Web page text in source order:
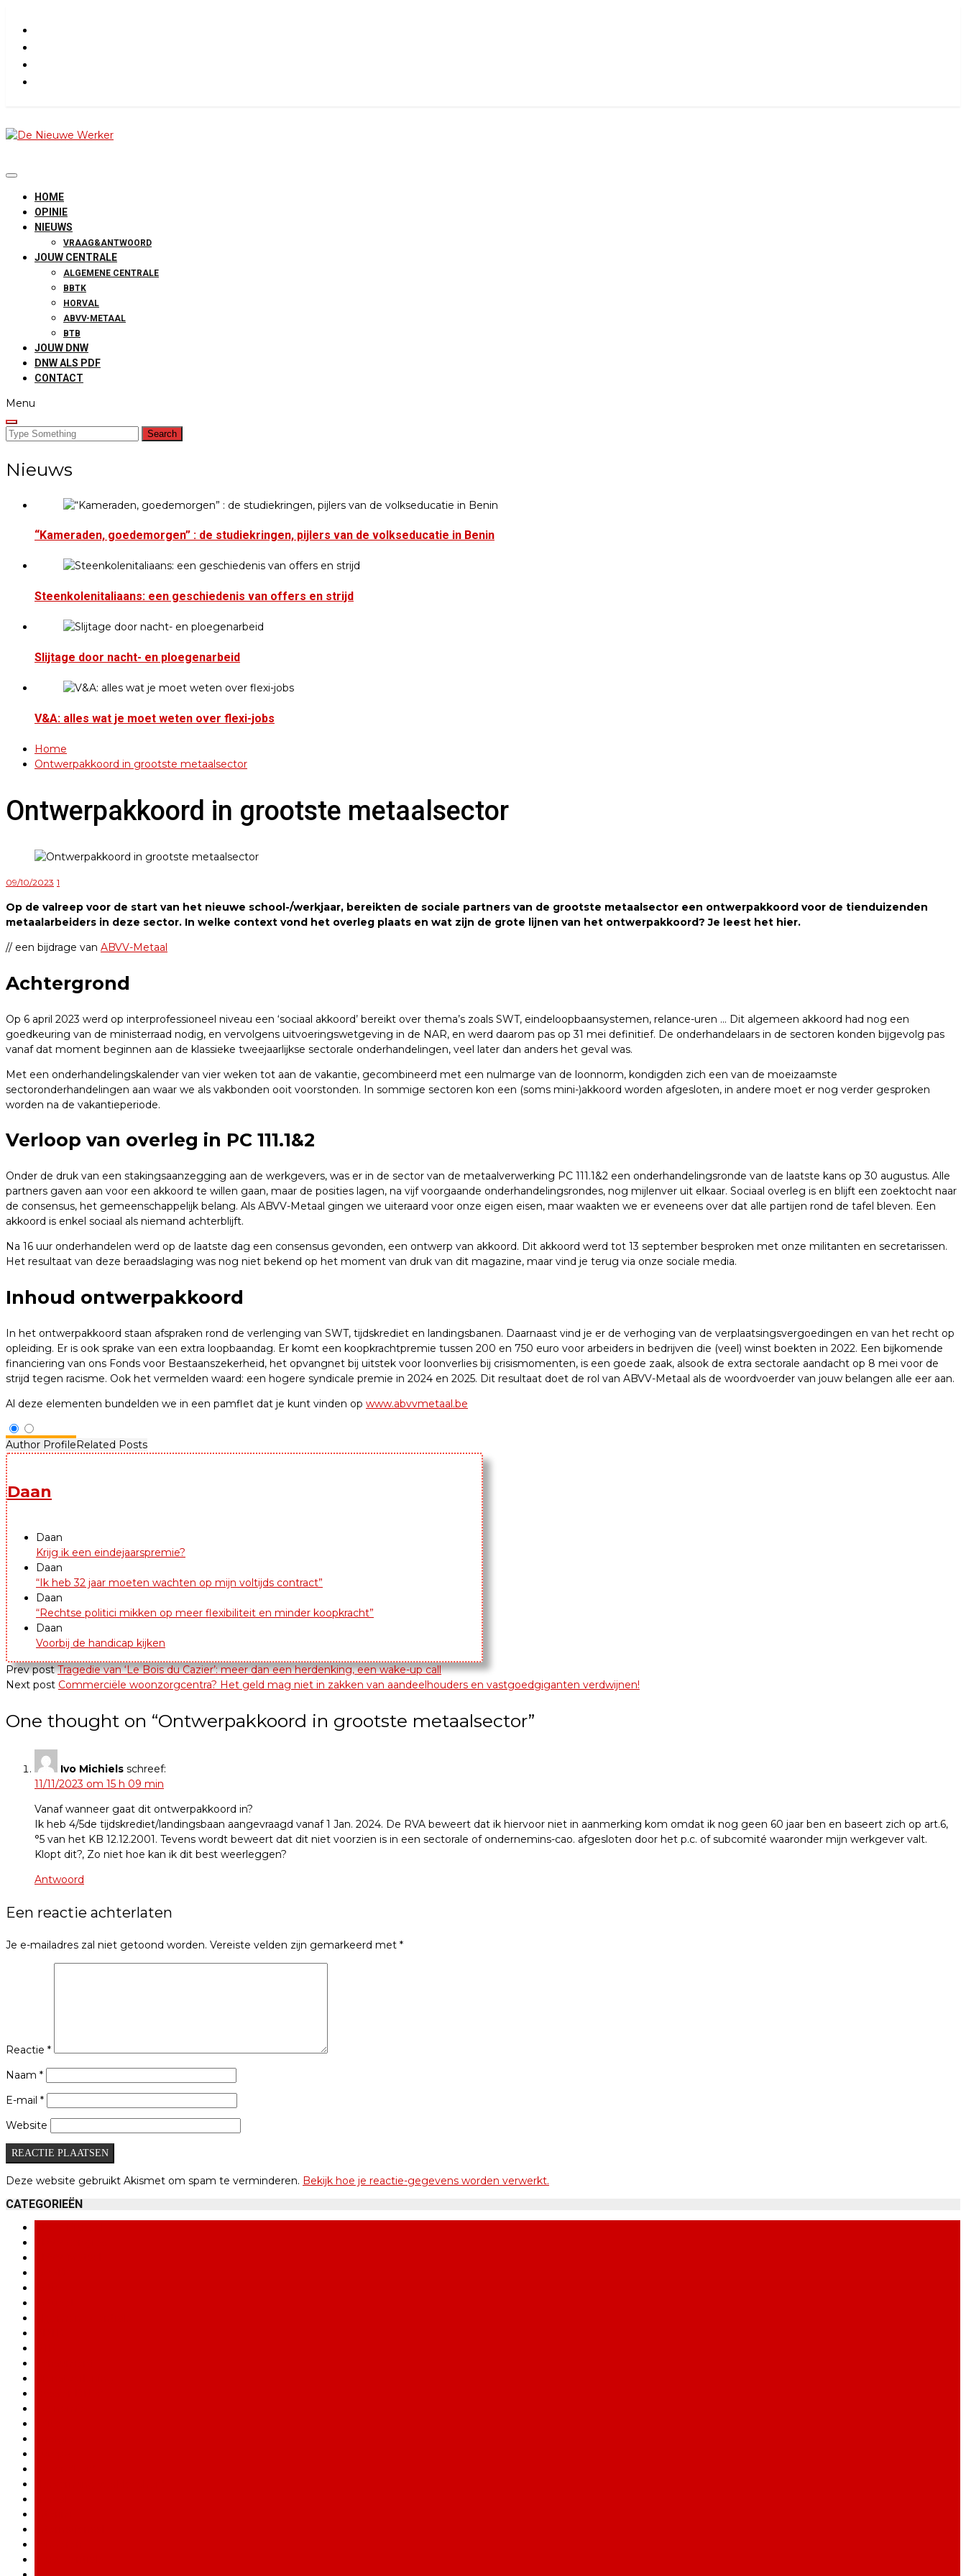
HOME
OPINIE
NIEUWS
VRAAG&ANTWOORD
JOUW CENTRALE
ALGEMENE CENTRALE
BBTK
HORVAL
ABVV-METAAL
BTB
JOUW DNW
DNW ALS PDF
CONTACT
Menu
Search
Nieuws
“Kameraden, goedemorgen” : de studiekringen, pijlers van de volkseducatie in Benin
Steenkolenitaliaans: een geschiedenis van offers en strijd
Slijtage door nacht- en ploegenarbeid
V&A: alles wat je moet weten over flexi-jobs
Home
Ontwerpakkoord in grootste metaalsector
Ontwerpakkoord in grootste metaalsector
09/10/2023 1
Op de valreep voor de start van het nieuwe school-/werkjaar, bereikten de sociale partners van de grootste metaalsector een ontwerpakkoord voor de tienduizenden
metaalarbeiders in deze sector. In welke context vond het overleg plaats en wat zijn de grote lijnen van het ontwerpakkoord? Je leest het hier.
// een bijdrage van ABVV-Metaal
Achtergrond
Op 6 april 2023 werd op interprofessioneel niveau een ‘sociaal akkoord’ bereikt over thema’s zoals SWT, eindeloopbaansystemen, relance-uren … Dit algemeen akkoord had nog een
goedkeuring van de ministerraad nodig, en vervolgens uitvoeringswetgeving in de NAR, en werd daarom pas op 31 mei definitief. De onderhandelaars in de sectoren konden bijgevolg pas
vanaf dat moment beginnen aan de klassieke tweejaarlijkse sectorale onderhandelingen, veel later dan anders het geval was.
Met een onderhandelingskalender van vier weken tot aan de vakantie, gecombineerd met een nulmarge van de loonnorm, kondigden zich een van de moeizaamste
sectoronderhandelingen aan waar we als vakbonden ooit voorstonden. In sommige sectoren kon een (soms mini-)akkoord worden afgesloten, in andere moet er nog verder gesproken
worden na de vakantieperiode.
Verloop van overleg in PC 111.1&2
Onder de druk van een stakingsaanzegging aan de werkgevers, was er in de sector van de metaalverwerking PC 111.1&2 een onderhandelingsronde van de laatste kans op 30 augustus. Alle
partners gaven aan voor een akkoord te willen gaan, maar de posities lagen, na vijf voorgaande onderhandelingsrondes, nog mijlenver uit elkaar. Sociaal overleg is en blijft een zoektocht naar
de consensus, het gemeenschappelijk belang. Als ABVV-Metaal gingen we uiteraard voor onze eigen eisen, maar waakten we er eveneens over dat alle partijen rond de tafel bleven. Een
akkoord is enkel sociaal als niemand achterblijft.
Na 16 uur onderhandelen werd op de laatste dag een consensus gevonden, een ontwerp van akkoord. Dit akkoord werd tot 13 september besproken met onze militanten en secretarissen.
Het resultaat van deze beraadslaging was nog niet bekend op het moment van druk van dit magazine, maar vind je terug via onze sociale media.
Inhoud ontwerpakkoord
In het ontwerpakkoord staan afspraken rond de verlenging van SWT, tijdskrediet en landingsbanen. Daarnaast vind je er de verhoging van de verplaatsingsvergoedingen en van het recht op
opleiding. Er is ook sprake van een extra loopbaandag. Er komt een koopkrachtpremie tussen 200 en 750 euro voor arbeiders in bedrijven die (veel) winst boekten in 2022. Een bijkomende
financiering van ons Fonds voor Bestaanszekerheid, het opvangnet bij uitstek voor loonverlies bij crisismomenten, is een goede zaak, alsook de extra sectorale aandacht op 8 mei voor de
strijd tegen racisme. Ook het vermelden waard: een hogere syndicale premie in 2024 en 2025. Dit resultaat doet de rol van ABVV-Metaal als de woordvoerder van jouw belangen alle eer aan.
Al deze elementen bundelden we in een pamflet dat je kunt vinden op www.abvvmetaal.be
Author ProfileRelated Posts
Daan
Daan
Krijg ik een eindejaarspremie?
Daan
“Ik heb 32 jaar moeten wachten op mijn voltijds contract”
Daan
“Rechtse politici mikken op meer flexibiliteit en minder koopkracht”
Daan
Voorbij de handicap kijken
Prev post Tragedie van ‘Le Bois du Cazier’: meer dan een herdenking, een wake-up call
Next post Commerciële woonzorgcentra? Het geld mag niet in zakken van aandeelhouders en vastgoedgiganten verdwijnen!
One thought on “Ontwerpakkoord in grootste metaalsector”
Ivo Michiels schreef:
11/11/2023 om 15 h 09 min
Vanaf wanneer gaat dit ontwerpakkoord in?
Ik heb 4/5de tijdskrediet/landingsbaan aangevraagd vanaf 1 Jan. 2024. De RVA beweert dat ik hiervoor niet in aanmerking kom omdat ik nog geen 60 jaar ben en baseert zich op art.6,
°5 van het KB 12.12.2001. Tevens wordt beweert dat dit niet voorzien is in een sectorale of ondernemins-cao. afgesloten door het p.c. of subcomité waaronder mijn werkgever valt.
Klopt dit?, Zo niet hoe kan ik dit best weerleggen?
Antwoord
Een reactie achterlaten
Je e-mailadres zal niet getoond worden. Vereiste velden zijn gemarkeerd met *
Reactie *
Naam *
E-mail *
Website
Deze website gebruikt Akismet om spam te verminderen. Bekijk hoe je reactie-gegevens worden verwerkt.
CATEGORIEËN